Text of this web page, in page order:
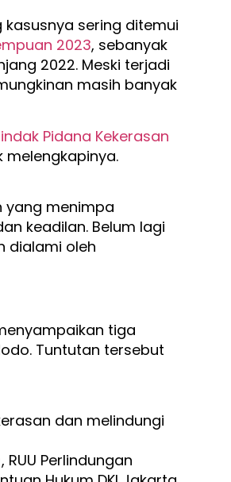
sering ditemui
2023, sebanyak
2022. Meski terjadi
masih banyak
Pidana Kekerasan
yang menimpa
keadilan. Belum lagi
dialami oleh
tiga
Tuntutan tersebut
dan melindungi
RUU Perlindungan